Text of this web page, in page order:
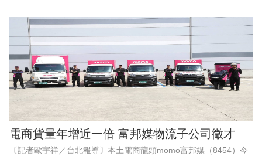
正式引進第三代機隊，啟
電商貨量年增近一倍 富邦媒物流子公司徵才
〔記者歐宇祥／台北報導〕本土電商龍頭momo富邦媒（8454）今